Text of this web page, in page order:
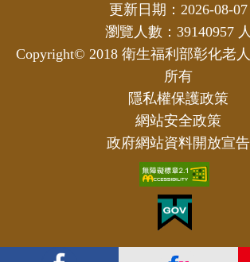
更新日期：2026-08-07
瀏覽人數：39140957 人
Copyright© 2018 衛生福利部彰化老
所有
隱私權保護政策
網站安全政策
政府網站資料開放宣告